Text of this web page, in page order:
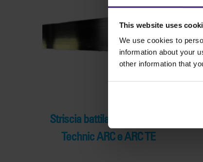
This website uses
We use cookies to
information about your
other information that
Striscia battilama (2032 mm)
Technic ARC e ARC TE